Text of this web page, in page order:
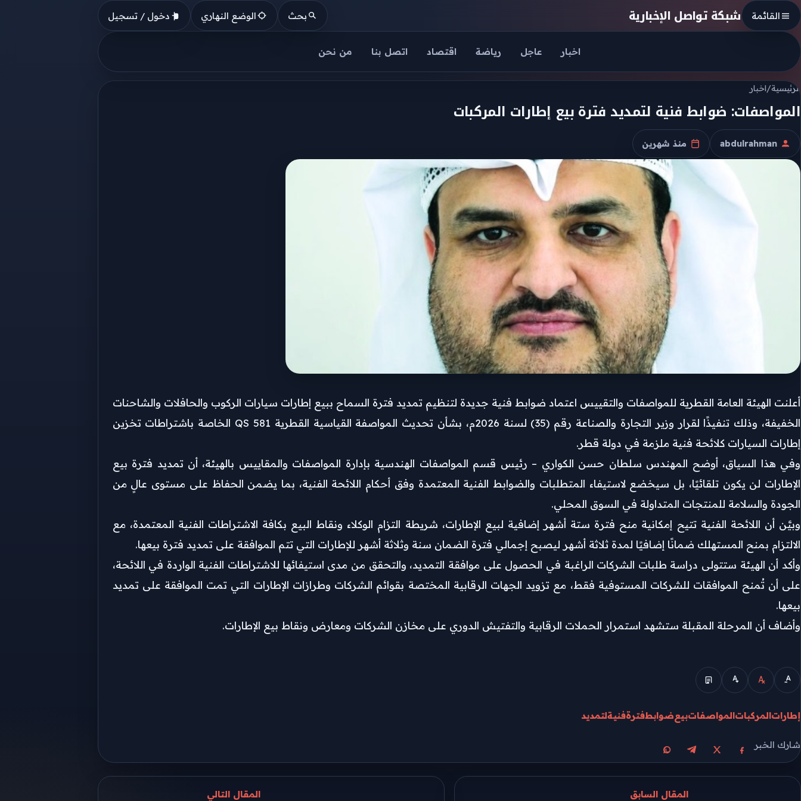
Skip to contentشبكة تواصل الإخبارية القائمة بحث الوضع النهاري دخول / تسجيل
اخبار عاجل رياضة اقتصاد اتصل بنا من نحن
الرئيسية/اخبار
المواصفات: ضوابط فنية لتمديد فترة بيع إطارات المركبات
الكاتب
abdulrahman
تاريخ النشر
منذ شهرين
أعلنت الهيئة العامة القطرية للمواصفات والتقييس اعتماد ضوابط فنية جديدة لتنظيم تمديد فترة السماح ببيع إطارات سيارات الركوب والحافلات والشاحنات
الخفيفة، وذلك تنفيذًا لقرار وزير التجارة والصناعة رقم (35) لسنة 2026م، بشأن تحديث المواصفة القياسية القطرية QS 581 الخاصة باشتراطات تخزين
إطارات السيارات كلائحة فنية ملزمة في دولة قطر.
وفي هذا السياق، أوضح المهندس سلطان حسن الكواري – رئيس قسم المواصفات الهندسية بإدارة المواصفات والمقاييس بالهيئة، أن تمديد فترة بيع
الإطارات لن يكون تلقائيًا، بل سيخضع لاستيفاء المتطلبات والضوابط الفنية المعتمدة وفق أحكام اللائحة الفنية، بما يضمن الحفاظ على مستوى عالٍ من
الجودة والسلامة للمنتجات المتداولة في السوق المحلي.
وبيَّن أن اللائحة الفنية تتيح إمكانية منح فترة ستة أشهر إضافية لبيع الإطارات، شريطة التزام الوكلاء ونقاط البيع بكافة الاشتراطات الفنية المعتمدة، مع
الالتزام بمنح المستهلك ضمانًا إضافيًا لمدة ثلاثة أشهر ليصبح إجمالي فترة الضمان سنة وثلاثة أشهر للإطارات التي تتم الموافقة على تمديد فترة بيعها.
وأكد أن الهيئة ستتولى دراسة طلبات الشركات الراغبة في الحصول على موافقة التمديد، والتحقق من مدى استيفائها للاشتراطات الفنية الواردة في اللائحة،
على أن تُمنح الموافقات للشركات المستوفية فقط، مع تزويد الجهات الرقابية المختصة بقوائم الشركات وطرازات الإطارات التي تمت الموافقة على تمديد
بيعها.
وأضاف أن المرحلة المقبلة ستشهد استمرار الحملات الرقابية والتفتيش الدوري على مخازن الشركات ومعارض ونقاط بيع الإطارات.
الوضع المبسط
إطاراتالمركباتالمواصفاتبيعضوابطفترةفنيةلتمديد
شارك الخبر
مشاركة على فيسبوك
مشاركة على Xمشاركة على تيليجرام
مشاركة على واتساب
المقال السابق المقال التالي